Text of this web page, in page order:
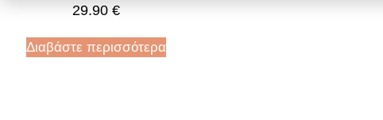
29.90 €
Διαβάστε περισσότερα